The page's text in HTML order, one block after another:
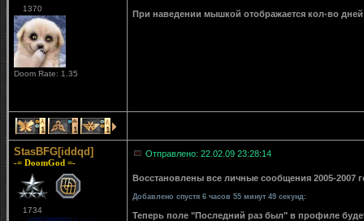
1370
Doom Rate: 1.35
При наведении мышкой отображается кол-во
1 1 1
StasBFG[iddqd]
-= DoomGod =-
1734
Отправлено: 22.02.09 23:28:14
Восстановлены все личные сообщения 2005-2007
Добавлено спустя 6 часов 55 минут 49 секунд:
Теперь поле "Последний раз был" в профиле